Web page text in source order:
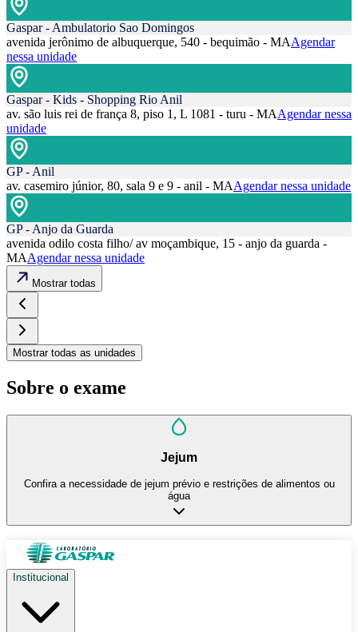
Gaspar - Ambulatorio Sao Domingos
avenida jerônimo de albuquerque, 540 - bequimão - MAAgendar
nessa unidade
Gaspar - Kids - Shopping Rio Anil
av. são luis rei de frança 8, piso 1, L 1081 - turu - MAAgendar nessa
unidade
GP - Anil
av. casemiro júnior, 80, sala 9 e 9 - anil - MAAgendar nessa unidade
GP - Anjo da Guarda
avenida odilo costa filho/ av moçambique, 15 - anjo da guarda -
MAAgendar nessa unidade
Mostrar todas
Mostrar todas as unidades
Sobre o exame
Jejum
Confira a necessidade de jejum prévio e restrições de alimentos ou
água
Institucional